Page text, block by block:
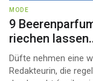
MODE
9
riechen
Düfte nehmen eine
Redakteurin, die